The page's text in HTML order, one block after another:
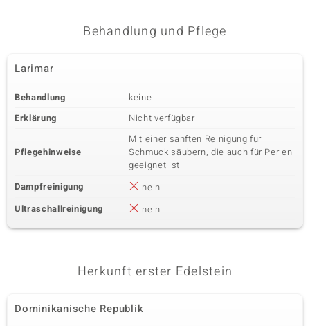
Behandlung und Pflege
Larimar
Behandlung
keine
Erklärung
Nicht verfügbar
Pflegehinweise
Mit einer sanften Reinigung für
Schmuck säubern, die auch für Perlen
geeignet ist
Dampfreinigung
nein
Ultraschallreinigung
nein
Herkunft erster Edelstein
Dominikanische Republik